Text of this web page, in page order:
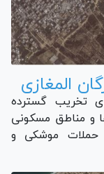
المغازی
تخریب گسترده
و مناطق مسکونی
حملات موشکی و